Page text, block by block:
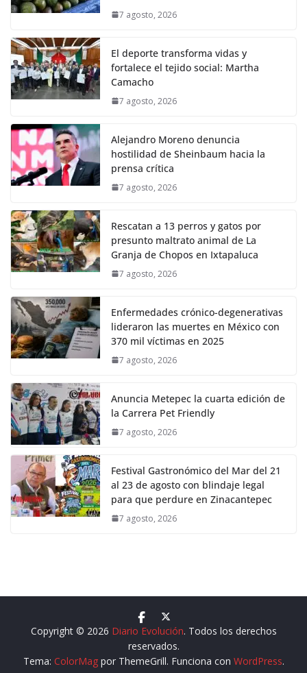
7 agosto, 2026
El deporte transforma vidas y
fortalece el tejido social: Martha
Camacho
7 agosto, 2026
Alejandro Moreno denuncia
hostilidad de Sheinbaum hacia la
prensa crítica
7 agosto, 2026
Rescatan a 13 perros y gatos por
presunto maltrato animal de La
Granja de Chopos en Ixtapaluca
7 agosto, 2026
Enfermedades crónico-degenerativas
lideraron las muertes en México con
370 mil víctimas en 2025
7 agosto, 2026
Anuncia Metepec la cuarta edición de
la Carrera Pet Friendly
7 agosto, 2026
Festival Gastronómico del Mar del 21
al 23 de agosto con blindaje legal
para que perdure en Zinacantepec
7 agosto, 2026
Copyright © 2026 Diario Evolución. Todos los derechos
reservados.
Tema: ColorMagpor ThemeGrill. Funciona con WordPress.